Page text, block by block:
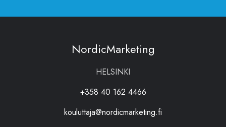
NordicMarketing
HELSINKI
+358 40 162 4466
kouluttaja@nordicmarketing.fi